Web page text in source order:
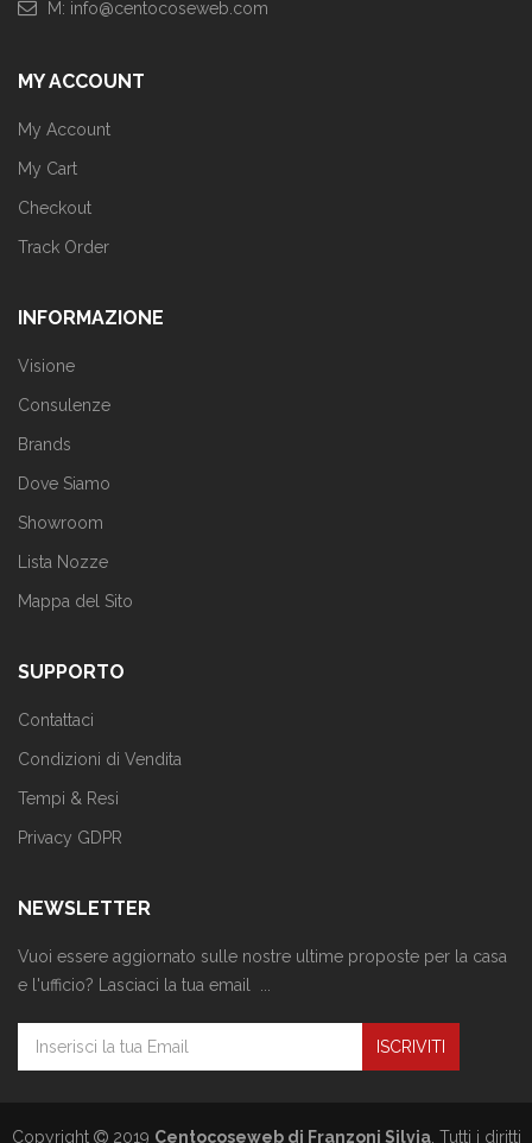
M: info@centocoseweb.com
MY ACCOUNT
My Account
My Cart
Checkout
Track Order
INFORMAZIONE
Visione
Consulenze
Brands
Dove Siamo
Showroom
Lista Nozze
Mappa del Sito
SUPPORTO
Contattaci
Condizioni di Vendita
Tempi & Resi
Privacy GDPR
NEWSLETTER
Vuoi essere aggiornato sulle nostre ultime proposte per la casa
e l'ufficio? Lasciaci la tua email ...
Copyright 2019 Centocoseweb di Franzoni Silvia. Tutti i diritti